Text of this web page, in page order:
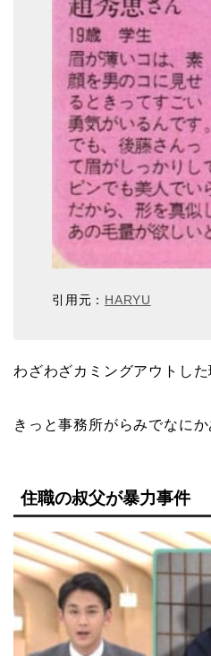
引用元： HARYU
わざわざカミングアウトし
きっと事務所がらみでなにか
住職の叔父が暴力事件